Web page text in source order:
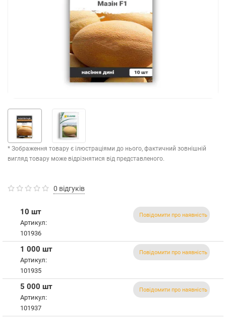
* Зображення товару є ілюстраціями до нього, фактичний зовнішній
вигляд товару може відрізнятися від представленого.
0 відгуків
10 шт
Артикул:
101936
Повідомити про наявність
1 000 шт
Артикул:
101935
Повідомити про наявність
5 000 шт
Артикул:
101937
Повідомити про наявність